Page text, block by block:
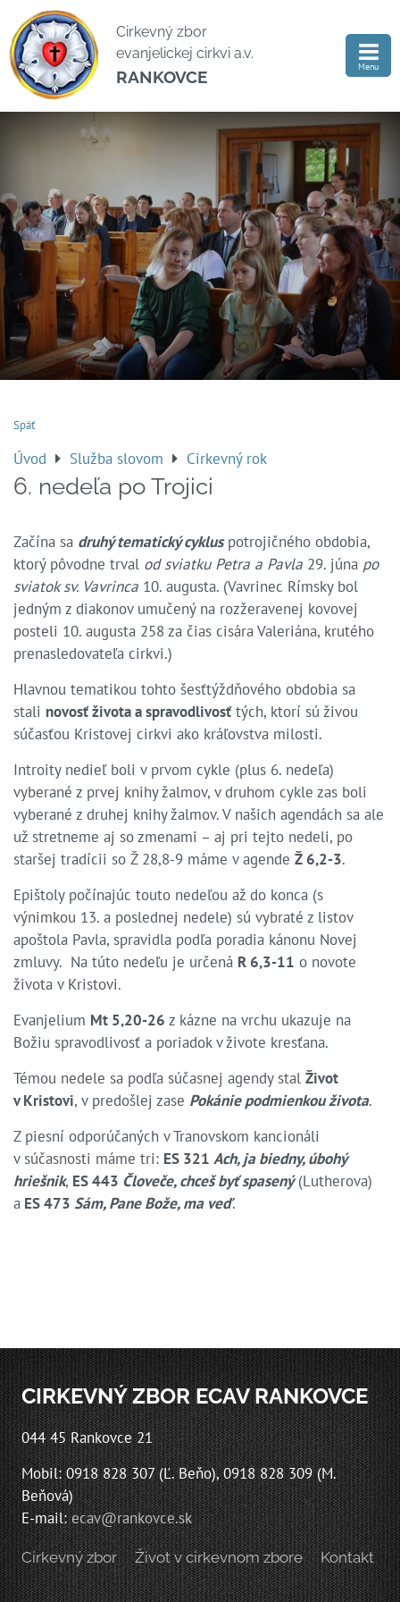
Cirkevný zbor
evanjelickej cirkvi a.v.
RANKOVCE
Menu
Späť
Úvod Služba slovom Cirkevný rok
6. nedeľa po Trojici
Začína sa druhý tematický cykluspotrojičného obdobia,
ktorý pôvodne trval od sviatku Petra a Pavla 29. júna po
sviatok sv. Vavrinca 10. augusta. (Vavrinec Rímsky bol
jedným z diakonov umučený na rozžeravenej kovovej
posteli 10. augusta 258 za čias cisára Valeriána, krutého
prenasledovateľa cirkvi.)
Hlavnou tematikou tohto šesťtýždňového obdobia sa
stali novosť života a spravodlivosťtých, ktorí sú živou
súčasťou Kristovej cirkvi ako kráľovstva milosti.
Introity nedieľ boli v prvom cykle (plus 6. nedeľa)
vyberané z prvej knihy žalmov, v druhom cykle zas boli
vyberané z druhej knihy žalmov. V našich agendách sa ale
už stretneme aj so zmenami – aj pri tejto nedeli, po
staršej tradícii so Ž 28,8-9 máme v agende Ž 6,2-3.
Epištoly počínajúc touto nedeľou až do konca (s
výnimkou 13. a poslednej nedele) sú vybraté z listov
apoštola Pavla, spravidla podľa poradia kánonu Novej
zmluvy. Na túto nedeľu je určená R 6,3-11 o novote
života v Kristovi.
Evanjelium Mt 5,20-26 z kázne na vrchu ukazuje na
Božiu spravodlivosť a poriadok v živote kresťana.
Témou nedele sa podľa súčasnej agendy stal Život
v Kristovi, v predošlej zase Pokánie podmienkou života.
Z piesní odporúčaných v Tranovskom kancionáli
v súčasnosti máme tri: ES 321 Ach, ja biedny, úbohý
hriešnik, ES 443 Človeče, chceš byť spasený(Lutherova)
a ES 473 Sám, Pane Bože, ma veď.
CIRKEVNÝ ZBOR ECAV RANKOVCE
044 45 Rankovce 21
Mobil: 0918 828 307 (Ľ. Beňo), 0918 828 309 (M.
Beňová)
E-mail:ecav@rankovce.sk
Cirkevný zbor Život v cirkevnom zbore Kontakt